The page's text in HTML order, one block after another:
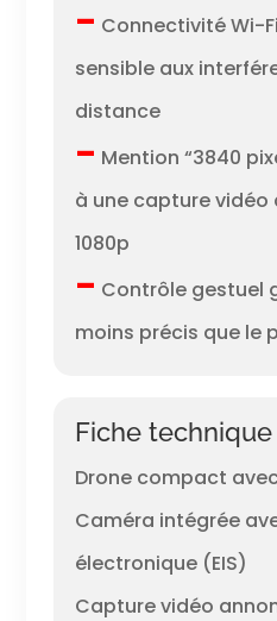
– Connectivité Wi-
sensible aux
distance
– Mention “3840
à une capture vidéo
1080p
– Contrôle gestuel
moins précis que le
Fiche technique
Drone compact
Caméra intégrée
électronique (EIS)
Capture vidéo